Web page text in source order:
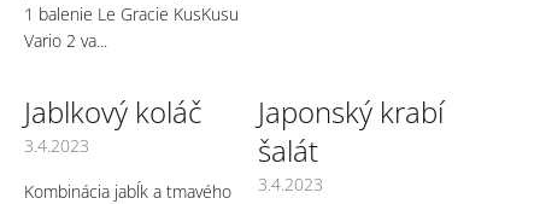
1 balenie Le Gracie KusKusu
Vario 2 va...
Jablkový koláč
3.4.2023
Kombinácia jabĺk a tmavého
Japonský krabí
šalát
3.4.2023